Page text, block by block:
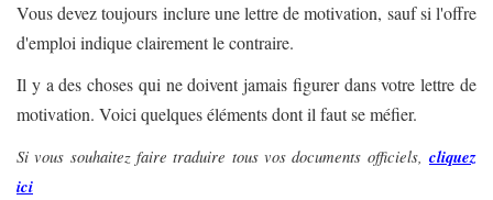
Vous devez toujours inclure une lettre de motivation, sauf si l'offre
d'emploi indique clairement le contraire.
Il y a des choses qui ne doivent jamais figurer dans votre lettre de
motivation. Voici quelques éléments dont il faut se méfier.
Si vous souhaitez faire traduire tous vos documents officiels, cliquez
ici